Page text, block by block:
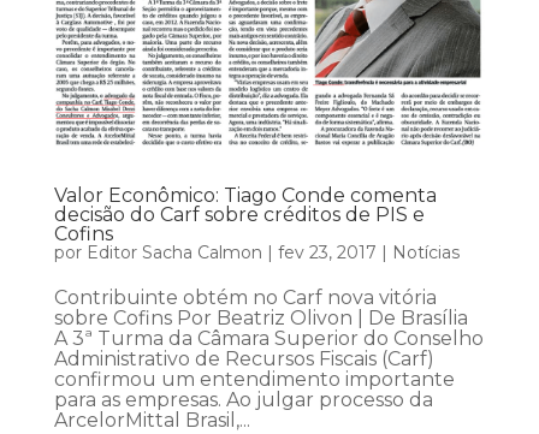
Valor Econômico: Tiago Conde comenta
decisão do Carf sobre créditos de PIS e
Cofins
por Editor Sacha Calmon | fev 23, 2017 | Notícias
Contribuinte obtém no Carf nova vitória
sobre Cofins Por Beatriz Olivon | De Brasília
A 3ª Turma da Câmara Superior do Conselho
Administrativo de Recursos Fiscais (Carf)
confirmou um entendimento importante
para as empresas. Ao julgar processo da
ArcelorMittal Brasil,...